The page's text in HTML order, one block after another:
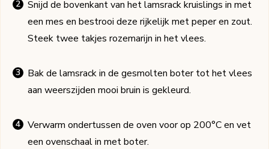
Snijd de bovenkant van het lamsrack kruislings in met
een mes en bestrooi deze rijkelijk met peper en zout.
Steek twee takjes rozemarijn in het vlees.
Bak de lamsrack in de gesmolten boter tot het vlees
aan weerszijden mooi bruin is gekleurd.
Verwarm ondertussen de oven voor op 200°C en vet
een ovenschaal in met boter.